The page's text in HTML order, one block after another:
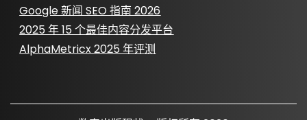
Google 新闻 SEO 指南 2026
2025 年 15 个最佳内容分发平台
AlphaMetricx 2025 年评测